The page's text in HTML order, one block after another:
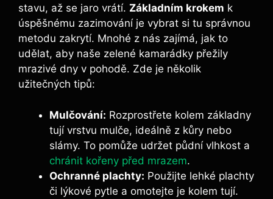
stavu, až se jaro vrátí. Základním krokem k
úspěšnému zazimování je vybrat si tu správnou
metodu zakrytí. Mnohé z nás zajímá, jak to
udělat, aby naše zelené kamarádky přežily
mrazivé dny v pohodě. Zde je několik
užitečných tipů:
Mulčování: Rozprostřete kolem základny
tují vrstvu mulče, ideálně z kůry nebo
slámy. To pomůže udržet půdní vlhkost a
chránit kořeny před mrazem.
Ochranné plachty: Použijte lehké plachty
či lýkové pytle a omotejte je kolem tují.